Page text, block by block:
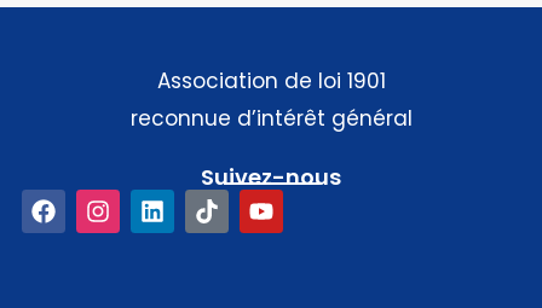
Association de loi 1901
reconnue d’intérêt général
Suivez-nous​